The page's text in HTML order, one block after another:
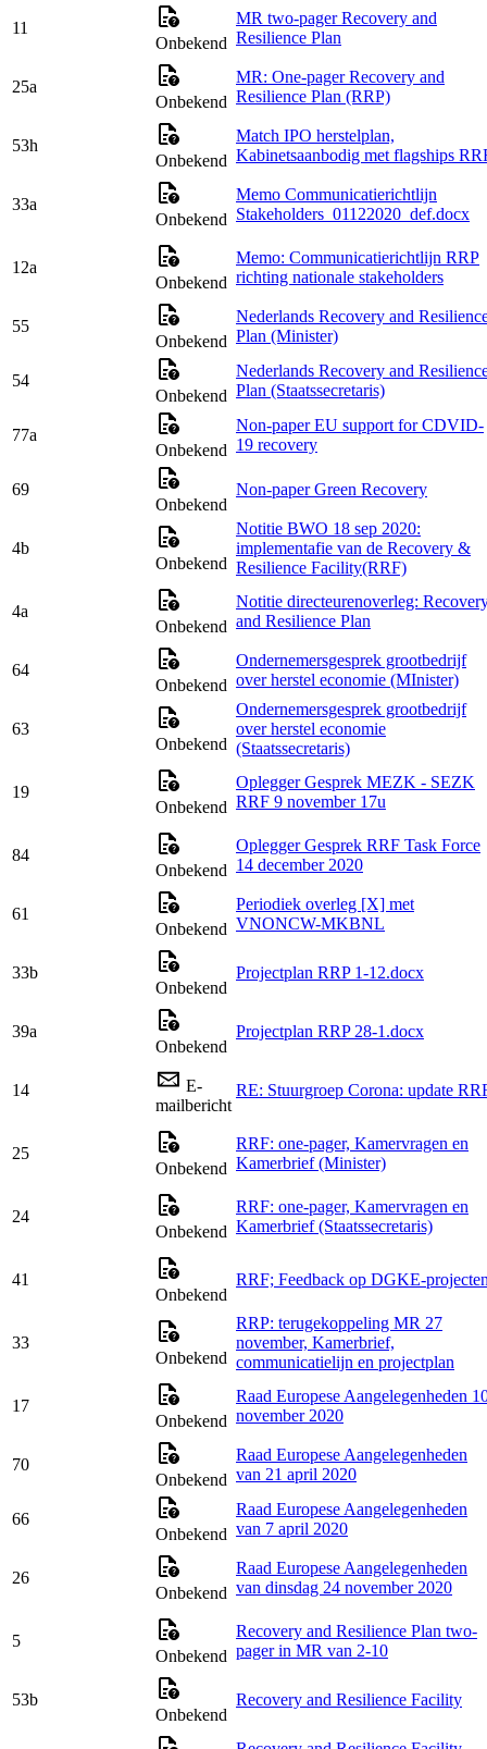
11
Onbekend
MR two-pager Recovery and
Resilience Plan
25a
Onbekend
MR: One-pager Recovery and
Resilience Plan (RRP)
53h
Onbekend
Match IPO herstelplan,
Kabinetsaanbodig met flagships
33a
Onbekend
Memo Communicatierichtlijn
Stakeholders_01122020_def.docx
12a
Onbekend
Memo: Communicatierichtlijn RRP
richting nationale stakeholders
55
Onbekend
Nederlands Recovery and
Plan (Minister)
54
Onbekend
Nederlands Recovery and
Plan (Staatssecretaris)
77a
Onbekend
Non-paper EU support for CDVID-
19 recovery
69
Onbekend
Non-paper Green Recovery
4b
Onbekend
Notitie BWO 18 sep 2020:
implementafie van de Recovery &
Resilience Facility(RRF)
4a
Onbekend
Notitie directeurenoverleg:
and Resilience Plan
64
Onbekend
Ondernemersgesprek grootbedrijf
over herstel economie (MInister)
63
Onbekend
Ondernemersgesprek grootbedrijf
over herstel economie
(Staatssecretaris)
19
Onbekend
Oplegger Gesprek MEZK - SEZK
RRF 9 november 17u
84
Onbekend
Oplegger Gesprek RRF Task Force
14 december 2020
61
Onbekend
Periodiek overleg [X] met
VNONCW-MKBNL
33b
Onbekend
Projectplan RRP 1-12.docx
39a
Onbekend
Projectplan RRP 28-1.docx
14
E-
mailbericht
RE: Stuurgroep Corona: update
25
Onbekend
RRF: one-pager, Kamervragen en
Kamerbrief (Minister)
24
Onbekend
RRF: one-pager, Kamervragen en
Kamerbrief (Staatssecretaris)
41
Onbekend
RRF; Feedback op DGKE-
33
Onbekend
RRP: terugekoppeling MR 27
november, Kamerbrief,
communicatielijn en projectplan
17
Onbekend
Raad Europese Aangelegenheden
november 2020
70
Onbekend
Raad Europese Aangelegenheden
van 21 april 2020
66
Onbekend
Raad Europese Aangelegenheden
van 7 april 2020
26
Onbekend
Raad Europese Aangelegenheden
van dinsdag 24 november 2020
5
Onbekend
Recovery and Resilience Plan two-
pager in MR van 2-10
53b
Onbekend
Recovery and Resilience Facility